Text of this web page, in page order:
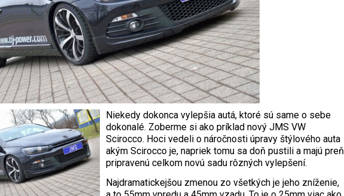
Niekedy dokonca vylepšia autá, ktoré sú same o sebe
dokonalé. Zoberme si ako príklad nový JMS VW
Scirocco. Hoci vedeli o náročnosti úpravy štýlového auta
akým Scirocco je, napriek tomu sa doň pustili a majú preň
pripravenú celkom novú sadu rôzných vylepšení.
Najdramatickejšou zmenou zo všetkých je jeho zníženie,